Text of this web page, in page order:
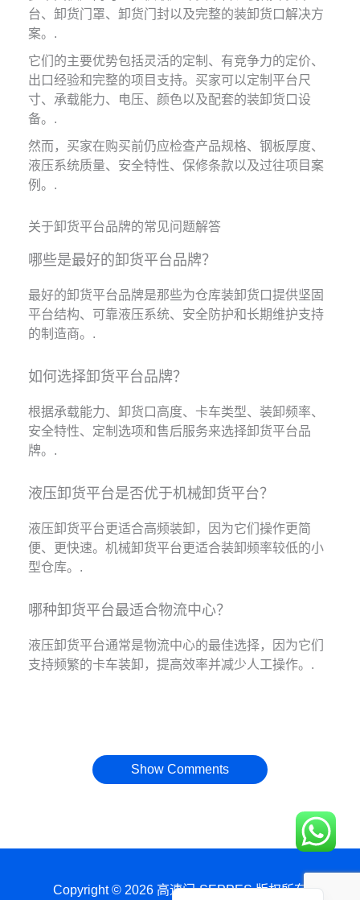
台、卸货门罩、卸货门封以及完整的装卸货口解决方
案。.
它们的主要优势包括灵活的定制、有竞争力的定价、
出口经验和完整的项目支持。买家可以定制平台尺
寸、承载能力、电压、颜色以及配套的装卸货口设
备。.
然而，买家在购买前仍应检查产品规格、钢板厚度、
液压系统质量、安全特性、保修条款以及过往项目案
例。.
关于卸货平台品牌的常见问题解答
哪些是最好的卸货平台品牌？
最好的卸货平台品牌是那些为仓库装卸货口提供坚固
平台结构、可靠液压系统、安全防护和长期维护支持
的制造商。.
如何选择卸货平台品牌？
根据承载能力、卸货口高度、卡车类型、装卸频率、
安全特性、定制选项和售后服务来选择卸货平台品
牌。.
液压卸货平台是否优于机械卸货平台？
液压卸货平台更适合高频装卸，因为它们操作更简
便、更快速。机械卸货平台更适合装卸频率较低的小
型仓库。.
哪种卸货平台最适合物流中心？
液压卸货平台通常是物流中心的最佳选择，因为它们
支持频繁的卡车装卸，提高效率并减少人工操作。.
Show Comments
Copyright © 2026 高速门-SEPPES 版权所有
English
Polski